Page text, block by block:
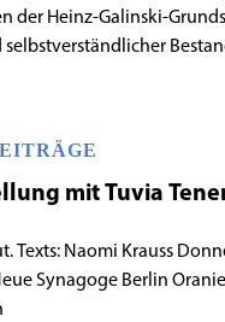
der Heinz-Galinski-
gilt, begann in den 1980er-
Vor dem
Wandels entstand
zu gründen.
mit Tuvia
Krauss Donnerstag, 9. Juli 2026 |